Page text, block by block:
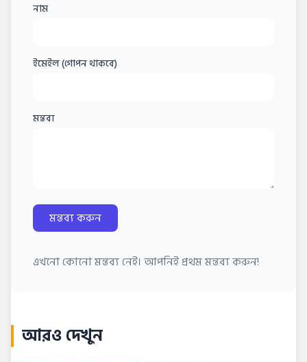
নাম
ইমেইল (গোপন থাকবে)
মন্তব্য
মন্তব্য করুন
এখনো কোনো মন্তব্য নেই। আপনিই প্রথম মন্তব্য করুন!
আরও দেখুন